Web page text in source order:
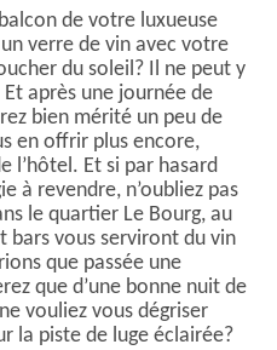
de votre luxueuse
verre de vin avec votre
du soleil? Il ne peut y
après une journée de
bien mérité un peu de
en offrir plus encore,
l’hôtel. Et si par hasard
à revendre, n’oubliez pas
le quartier Le Bourg, au
bars vous serviront du vin
que passée une
que d’une bonne nuit de
vouliez vous dégriser
la piste de luge éclairée?